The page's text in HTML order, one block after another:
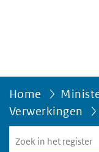
Home
Verwerkingen
in